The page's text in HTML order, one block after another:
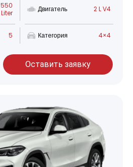
550
Liter
Двигатель 2 L V4
5 Категория 4×4
Оставить заявку